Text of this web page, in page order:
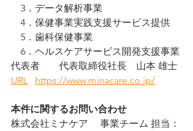
3．データ解析事業
4．保健事業実践支援サービス提供
5．歯科保健事業
6．ヘルスケアサービス開発支援事業
代表者	代表取締役社長　山本 雄士
URL	https://www.minacare.co.jp/
本件に関するお問い合わせ
株式会社ミナケア　 事業チーム 担当：